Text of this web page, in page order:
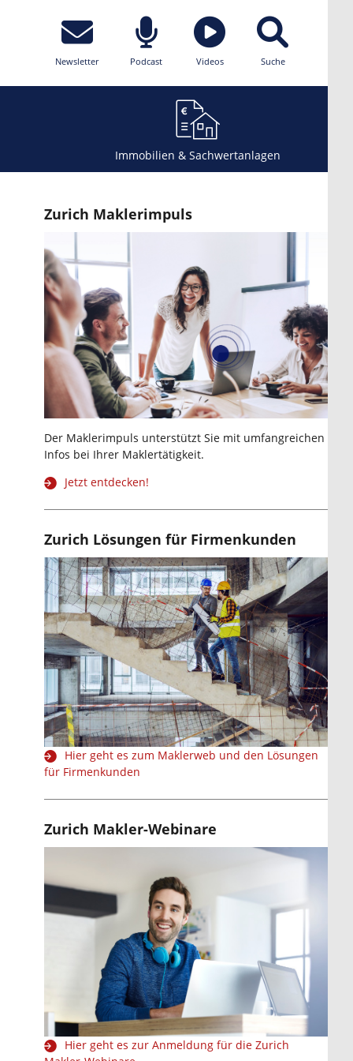
Newsletter Podcast Videos Suche
Immobilien & Sachwertanlagen
Zurich Maklerimpuls
Der Maklerimpuls unterstützt Sie mit umfangreichen
Infos bei Ihrer Maklertätigkeit.
Jetzt entdecken!
Zurich Lösungen für Firmenkunden
Hier geht es zum Maklerweb und den Lösungen
für Firmenkunden
Zurich Makler-Webinare
Hier geht es zur Anmeldung für die Zurich